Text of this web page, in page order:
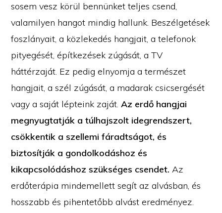
sosem vesz körül bennünket teljes csend,
valamilyen hangot mindig hallunk. Beszélgetések
foszlányait, a közlekedés hangjait, a telefonok
pityegését, építkezések zúgását, a TV
háttérzaját. Ez pedig elnyomja a természet
hangjait, a szél zúgását, a madarak csicsergését
vagy a saját lépteink zaját.Az erdő hangjai
megnyugtatják a túlhajszolt idegrendszert,
csökkentik a szellemi fáradtságot, és
biztosítják a gondolkodáshoz és
kikapcsolódáshoz szükséges csendet. Az
erdőterápia mindemellett segít az alvásban, és
hosszabb és pihentetőbb alvást eredményez.